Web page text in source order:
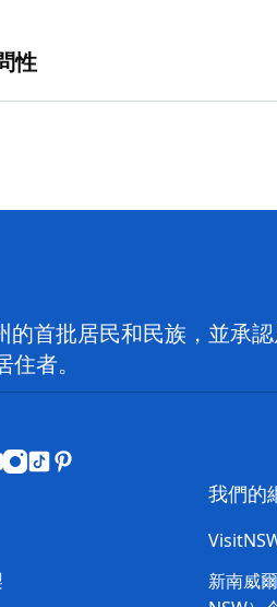
性
首批居民和民族，並承
住者。
Instagram
抖 Pinterest
我們的
新南威